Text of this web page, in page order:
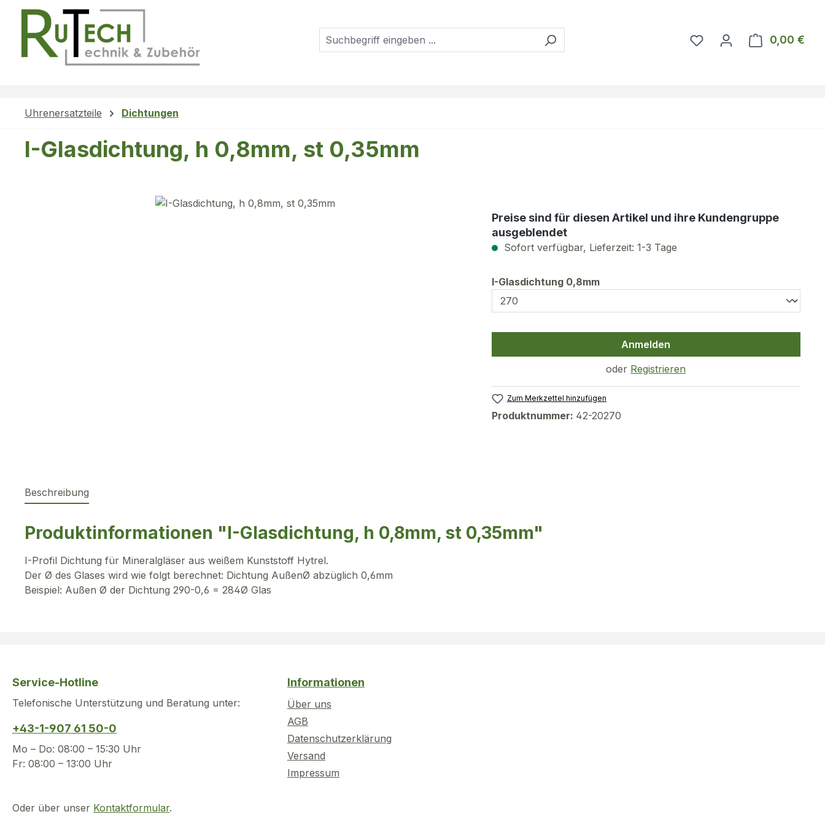
Hauptinhalt springen
Zur Suche springen
Zur Hauptnavigation springen
Du hast 0 Produkte auf
0,00 €
Uhrenersatzteile Dichtungen
I-Glasdichtung, h 0,8mm, st 0,35mm
Preise sind für diesen Artikel und ihre Kundengruppe
ausgeblendet
Sofort verfügbar, Lieferzeit: 1-3 Tage
I-Glasdichtung 0,8mmauswählen
Anmelden
oder Registrieren
Zum Merkzettel hinzufügen
Produktnummer: 42-20270
Beschreibung
Produktinformationen "I-Glasdichtung, h 0,8mm, st 0,35mm"
I-Profil Dichtung für Mineralgläser aus weißem Kunststoff Hytrel.
Der Ø des Glases wird wie folgt berechnet: Dichtung AußenØ abzüglich 0,6mm
Beispiel: Außen Ø der Dichtung 290-0,6 = 284Ø Glas
Service-Hotline
Telefonische Unterstützung und Beratung unter:
+43-1-907 61 50-0
Mo – Do: 08:00 – 15:30 Uhr
Fr: 08:00 – 13:00 Uhr
Oder über unser Kontaktformular.
Informationen
Über uns
AGB
Datenschutzerklärung
Versand
Impressum